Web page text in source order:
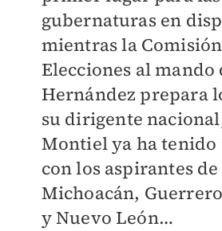
gubernaturas en
mientras la
Elecciones al
Hernández prepara
su dirigente
Montiel ya ha
con los aspirantes de
Michoacán,
y Nuevo León…